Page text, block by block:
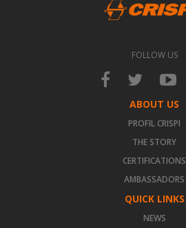
FOLLOW US
ABOUT US
PROFIL CRISPI
THE STORY
CERTIFICATIONS
AMBASSADORS
QUICK LINKS
NEWS